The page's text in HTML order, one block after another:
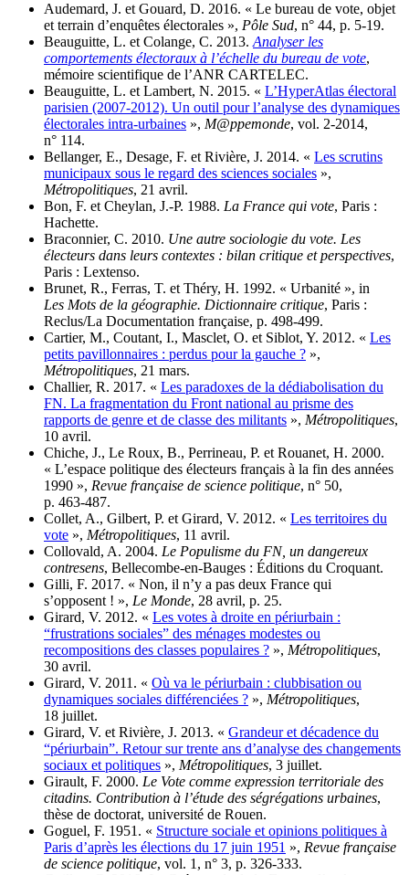
Audemard, J. et Gouard, D. 2016. « Le bureau de vote, objet
et terrain d’enquêtes électorales », Pôle Sud, n° 44, p. 5‑19.
Beauguitte, L. et Colange, C. 2013. Analyser les
comportements électoraux à l’échelle du bureau de vote,
mémoire scientifique de l’ANR CARTELEC.
Beauguitte, L. et Lambert, N. 2015. « L’HyperAtlas électoral
parisien (2007‑2012). Un outil pour l’analyse des dynamiques
électorales intra-urbaines », M@ppemonde, vol. 2‑2014,
n° 114.
Bellanger, E., Desage, F. et Rivière, J. 2014. « Les scrutins
municipaux sous le regard des sciences sociales »,
Métropolitiques, 21 avril.
Bon, F. et Cheylan, J.-P. 1988. La France qui vote, Paris :
Hachette.
Braconnier, C. 2010. Une autre sociologie du vote. Les
électeurs dans leurs contextes : bilan critique et perspectives,
Paris : Lextenso.
Brunet, R., Ferras, T. et Théry, H. 1992. « Urbanité », in
Les Mots de la géographie. Dictionnaire critique, Paris :
Reclus/La Documentation française, p. 498‑499.
Cartier, M., Coutant, I., Masclet, O. et Siblot, Y. 2012. « Les
petits pavillonnaires : perdus pour la gauche ? »,
Métropolitiques, 21 mars.
Challier, R. 2017. « Les paradoxes de la dédiabolisation du
FN. La fragmentation du Front national au prisme des
rapports de genre et de classe des militants », Métropolitiques,
10 avril.
Chiche, J., Le Roux, B., Perrineau, P. et Rouanet, H. 2000.
« L’espace politique des électeurs français à la fin des années
1990 », Revue française de science politique, n° 50,
p. 463‑487.
Collet, A., Gilbert, P. et Girard, V. 2012. « Les territoires du
vote », Métropolitiques, 11 avril.
Collovald, A. 2004. Le Populisme du FN, un dangereux
contresens, Bellecombe-en-Bauges : Éditions du Croquant.
Gilli, F. 2017. « Non, il n’y a pas deux France qui
s’opposent ! », Le Monde, 28 avril, p. 25.
Girard, V. 2012. « Les votes à droite en périurbain :
“frustrations sociales” des ménages modestes ou
recompositions des classes populaires ? », Métropolitiques,
30 avril.
Girard, V. 2011. « Où va le périurbain : clubbisation ou
dynamiques sociales différenciées ? », Métropolitiques,
18 juillet.
Girard, V. et Rivière, J. 2013. « Grandeur et décadence du
“périurbain”. Retour sur trente ans d’analyse des changements
sociaux et politiques », Métropolitiques, 3 juillet.
Girault, F. 2000. Le Vote comme expression territoriale des
citadins. Contribution à l’étude des ségrégations urbaines,
thèse de doctorat, université de Rouen.
Goguel, F. 1951. « Structure sociale et opinions politiques à
Paris d’après les élections du 17 juin 1951 », Revue française
de science politique, vol. 1, n° 3, p. 326‑333.